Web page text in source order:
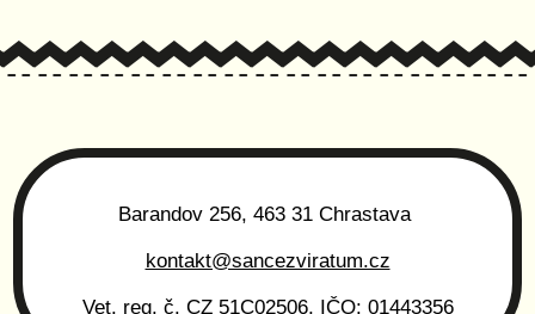
Barandov 256, 463 31 Chrastava
kontakt@sancezviratum.cz
Vet. reg. č. CZ 51C02506, IČO: 01443356